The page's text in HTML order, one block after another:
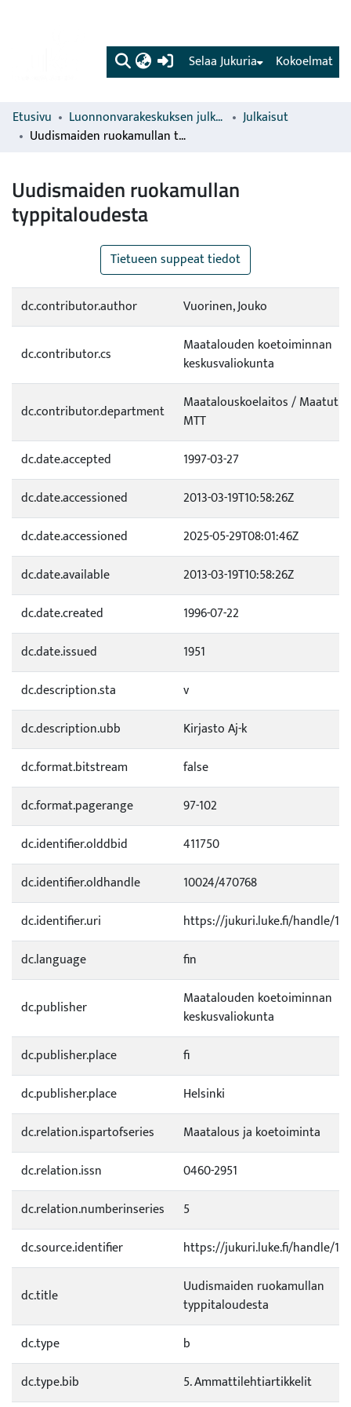
(current) Kokoelmat
Selaa Jukuria
Etusivu Luonnonvarakeskuksen julkaisut
Julkaisut
Uudismaiden ruokamullan typpitaloudesta
Uudismaiden ruokamullan
typpitaloudesta
Tietueen suppeat tiedot
dc.contributor.author Vuorinen, Jouko
dc.contributor.cs
Maatalouden koetoiminnan
keskusvaliokunta
dc.contributor.department
Maatalouskoelaitos /
MTT
dc.date.accepted
1997-03-27
dc.date.accessioned
2013-03-19T10:58:26Z
dc.date.accessioned
2025-05-29T08:01:46Z
dc.date.available
2013-03-19T10:58:26Z
dc.date.created
1996-07-22
dc.date.issued
1951
dc.description.sta
v
dc.description.ubb
Kirjasto Aj-k
dc.format.bitstream
false
dc.format.pagerange
97-102
dc.identifier.olddbid
411750
dc.identifier.oldhandle
10024/470768
dc.identifier.uri
https://jukuri.luke.fi/handle/
dc.language
fin
dc.publisher
Maatalouden koetoiminnan
keskusvaliokunta
dc.publisher.place
fi
dc.publisher.place
Helsinki
dc.relation.ispartofseries
Maatalous ja koetoiminta
dc.relation.issn
0460-2951
dc.relation.numberinseries
5
dc.source.identifier
https://jukuri.luke.fi/handle/
dc.title
Uudismaiden ruokamullan
typpitaloudesta
dc.type
b
dc.type.bib
5. Ammattilehtiartikkelit